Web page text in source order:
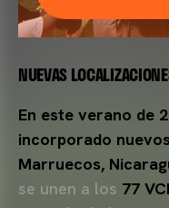
NUEVAS
En este verano de
incorporado
Marruecos,
se unen a los 77